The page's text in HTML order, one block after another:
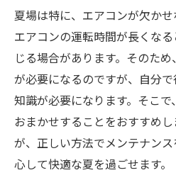
夏場は特に、エアコンが欠かせ
エアコンの運転時間が長くな
じる場合があります。そのた
が必要になるのですが、自分
知識が必要になります。そこ
おまかせすることをおすすめ
が、正しい方法でメンテナン
心して快適な夏を過ごせます。